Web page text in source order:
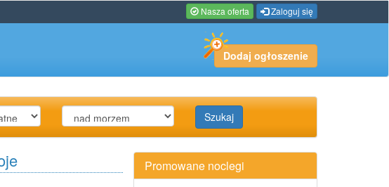
Nasza oferta Zaloguj się
Dodaj ogłoszenie
Szukaj
Promowane noclegi